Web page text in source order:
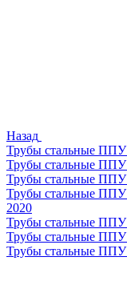
Назад
Трубы стальные
Трубы стальные
Трубы стальные
Трубы стальные
2020
Трубы стальные
Трубы стальные
Трубы стальные